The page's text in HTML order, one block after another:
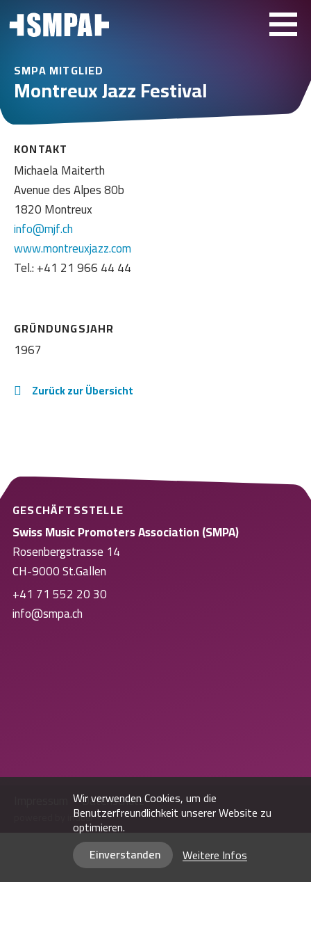
SMPA MITGLIED
Montreux Jazz Festival
KONTAKT
Michaela Maiterth
Avenue des Alpes 80b
1820 Montreux
info@mjf.ch
www.montreuxjazz.com
Tel.: +41 21 966 44 44
GRÜNDUNGSJAHR
1967
Zurück zur Übersicht
GESCHÄFTSSTELLE
Swiss Music Promoters Association (SMPA)
Rosenbergstrasse 14
CH-9000 St.Gallen
+41 71 552 20 30
info@smpa.ch
Datenschutz
powered by indual
Wir verwenden Cookies, um die
Benutzerfreundlichkeit unserer Website zu
optimieren.
Einverstanden
Weitere Infos